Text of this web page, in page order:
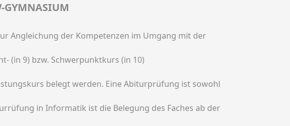
GYMNASIUM
Angleichung der Kompetenzen im Umgang mit der
(in 9) bzw. Schwerpunktkurs (in 10)
belegt werden. Eine Abiturprüfung ist sowohl
in Informatik ist die Belegung des Faches ab der